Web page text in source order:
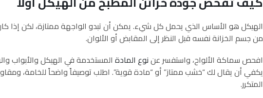
الهيكل هو الأساس الذي يحمل كل شيء. يمكن أن تبدو الواجهة ممتازة، لكن إذا
من جسم الخزانة نفسه قبل النظر إلى المقابض أو الألوان.
افحص سماكة الألواح، واستفسر عننوع المادة المستخدمة في الهيكل والأبواب
يكفي أن يقال لك “خشب ممتاز” أو “مادة قوية”. اطلب توصيفاً واضحاً للخامة،
المتكرر.